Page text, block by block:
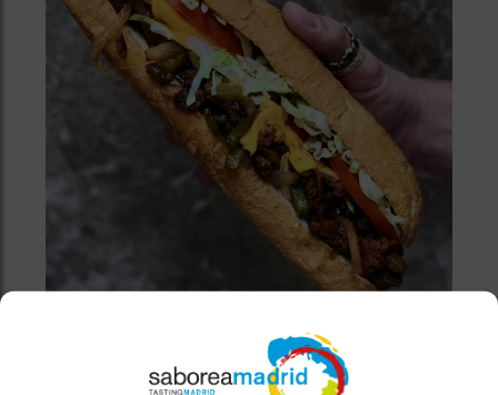
BiBo Madrid